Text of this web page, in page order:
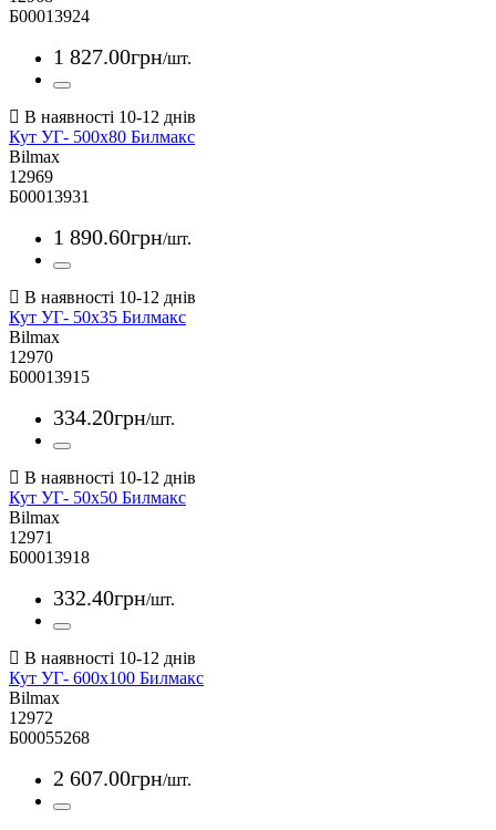
Б00013924
1 827.00грн/шт.
Кут УГ- 500х80 Билмакс
Bilmax
12969
Б00013931
1 890.60грн/шт.
Кут УГ- 50х35 Билмакс
Bilmax
12970
Б00013915
334.20грн/шт.
Кут УГ- 50х50 Билмакс
Bilmax
12971
Б00013918
332.40грн/шт.
Кут УГ- 600х100 Билмакс
Bilmax
12972
Б00055268
2 607.00грн/шт.